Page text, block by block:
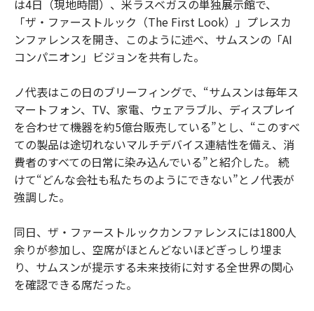
は4日（現地時間）、米ラスベガスの単独展示館で、
「ザ・ファーストルック（The First Look）」プレスカ
ンファレンスを開き、このように述べ、サムスンの「AI
コンパニオン」ビジョンを共有した。
ノ代表はこの日のブリーフィングで、“サムスンは毎年ス
マートフォン、TV、家電、ウェアラブル、ディスプレイ
を合わせて機器を約5億台販売している”とし、“このすべ
ての製品は途切れないマルチデバイス連結性を備え、消
費者のすべての日常に染み込んでいる”と紹介した。 続
けて“どんな会社も私たちのようにできない”とノ代表が
強調した。
同日、ザ・ファーストルックカンファレンスには1800人
余りが参加し、空席がほとんどないほどぎっしり埋ま
り、サムスンが提示する未来技術に対する全世界の関心
を確認できる席だった。